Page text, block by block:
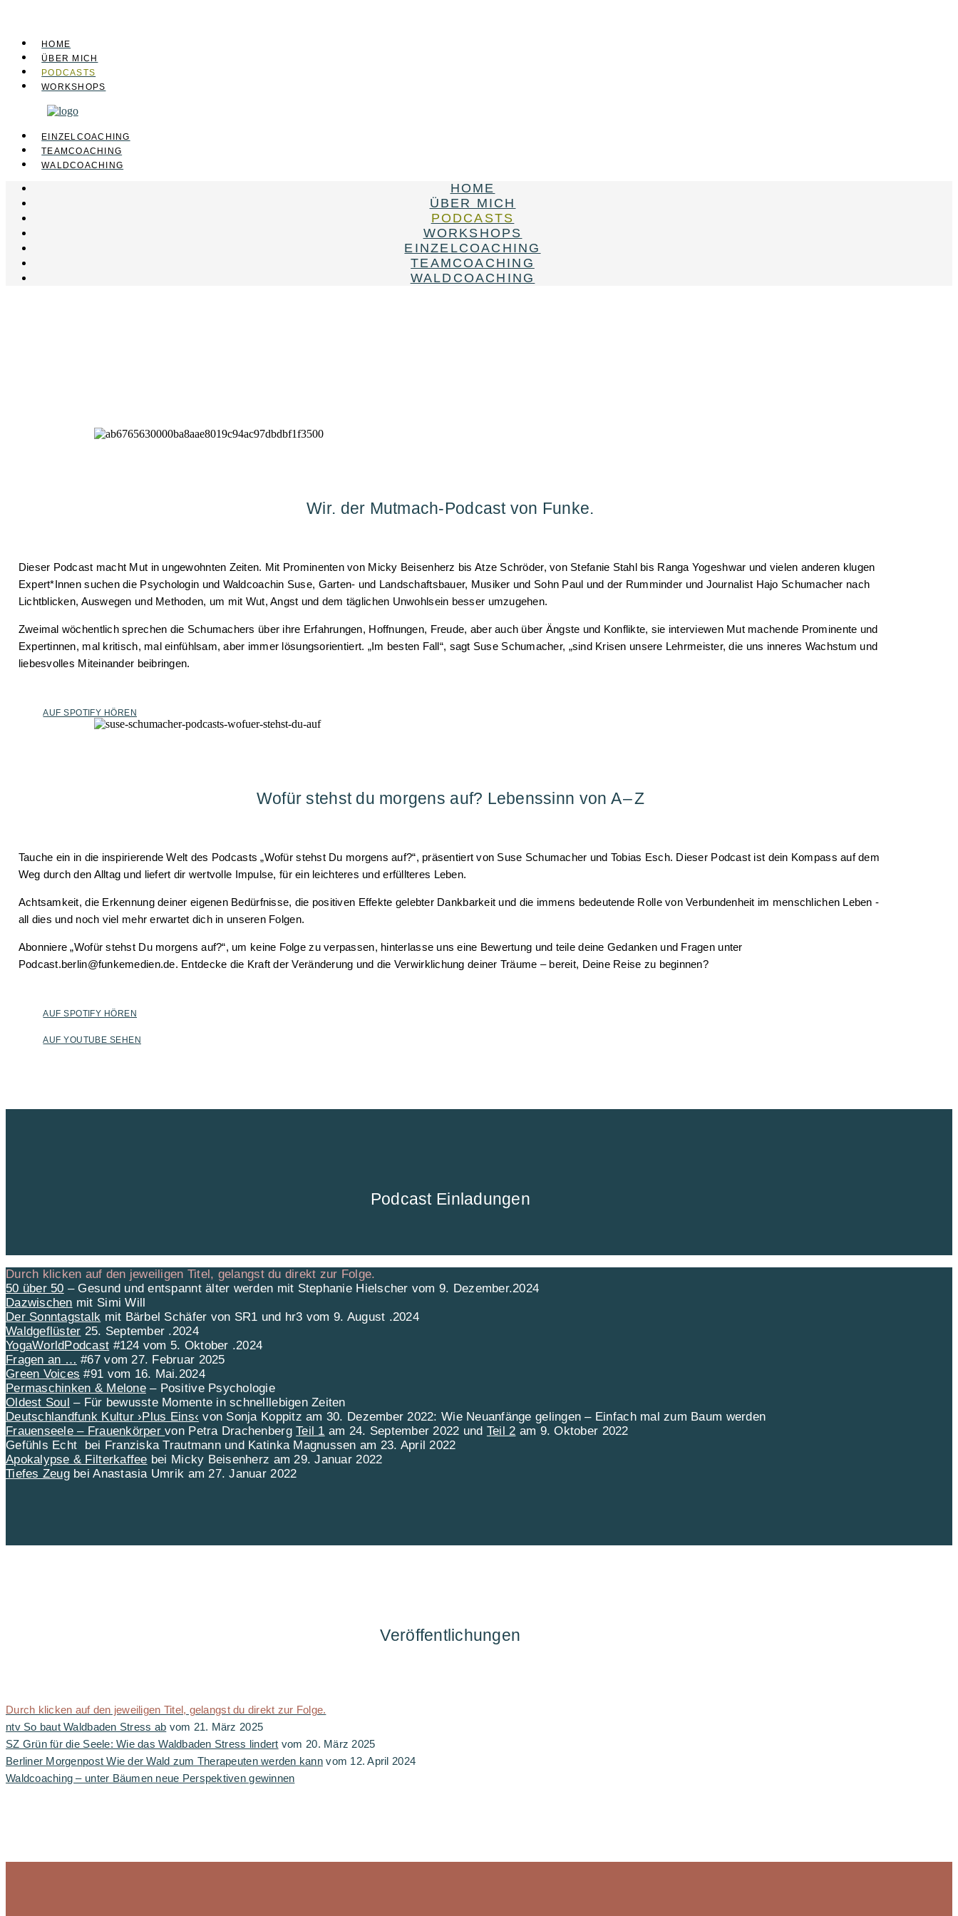
HOME
ÜBER MICH
PODCASTS
WORKSHOPS
EINZELCOACHING
TEAMCOACHING
WALDCOACHING
HOME
ÜBER MICH
PODCASTS
WORKSHOPS
EINZELCOACHING
TEAMCOACHING
WALDCOACHING
Wir. der Mutmach-Podcast von Funke.
Dieser Podcast macht Mut in ungewohnten Zeiten. Mit Prominenten von Micky Beisenherz bis Atze Schröder, von Stefanie Stahl bis Ranga Yogeshwar und vielen anderen klugen
Expert*Innen suchen die Psychologin und Waldcoachin Suse, Garten- und Landschaftsbauer, Musiker und Sohn Paul und der Rumminder und Journalist Hajo Schumacher nach
Lichtblicken, Auswegen und Methoden, um mit Wut, Angst und dem täglichen Unwohlsein besser umzugehen.
Zweimal wöchentlich sprechen die Schumachers über ihre Erfahrungen, Hoffnungen, Freude, aber auch über Ängste und Konflikte, sie interviewen Mut machende Prominente und
Expertinnen, mal kritisch, mal einfühlsam, aber immer lösungsorientiert. „Im besten Fall“, sagt Suse Schumacher, „sind Krisen unsere Lehrmeister, die uns inneres Wachstum und
liebesvolles Miteinander beibringen.
AUF SPOTIFY HÖREN
Wofür stehst du morgens auf? Lebenssinn von A – Z
Tauche ein in die inspirierende Welt des Podcasts „Wofür stehst Du morgens auf?“, präsentiert von Suse Schumacher und Tobias Esch. Dieser Podcast ist dein Kompass auf dem
Weg durch den Alltag und liefert dir wertvolle Impulse, für ein leichteres und erfüllteres Leben.
Achtsamkeit, die Erkennung deiner eigenen Bedürfnisse, die positiven Effekte gelebter Dankbarkeit und die immens bedeutende Rolle von Verbundenheit im menschlichen Leben -
all dies und noch viel mehr erwartet dich in unseren Folgen.
Abonniere „Wofür stehst Du morgens auf?“, um keine Folge zu verpassen, hinterlasse uns eine Bewertung und teile deine Gedanken und Fragen unter
Podcast.berlin@funkemedien.de. Entdecke die Kraft der Veränderung und die Verwirklichung deiner Träume – bereit, Deine Reise zu beginnen?
AUF SPOTIFY HÖREN
AUF YOUTUBE SEHEN
Podcast Einladungen
Durch klicken auf den jeweiligen Titel, gelangst du direkt zur Folge.
50 über 50 – Gesund und entspannt älter werden mit Stephanie Hielscher vom 9. Dezember.2024
Dazwischen mit Simi Will
Der Sonntagstalk mit Bärbel Schäfer von SR1 und hr3 vom 9. August .2024
Waldgeflüster 25. September .2024
YogaWorldPodcast #124 vom 5. Oktober .2024
Fragen an … #67 vom 27. Februar 2025
Green Voices #91 vom 16. Mai.2024
Permaschinken & Melone – Positive Psychologie
Oldest Soul – Für bewusste Momente in schnelllebigen Zeiten
Deutschlandfunk Kultur ›Plus Eins‹ von Sonja Koppitz am 30. Dezember 2022: Wie Neuanfänge gelingen – Einfach mal zum Baum werden
Frauenseele – Frauenkörpervon Petra DrachenbergTeil 1 am 24. September 2022 und Teil 2 am 9. Oktober 2022
Gefühls Echt
bei Franziska Trautmann und Katinka Magnussen am 23. April 2022
Apokalypse & Filterkaffee bei Micky Beisenherz am 29. Januar 2022
Tiefes Zeug bei Anastasia Umrik am 27. Januar 2022
Veröffentlichungen
Durch klicken auf den jeweiligen Titel, gelangst du direkt zur Folge.
ntv So baut Waldbaden Stress ab vom 21. März 2025
SZ Grün für die Seele: Wie das Waldbaden Stress lindert vom 20. März 2025
Berliner Morgenpost Wie der Wald zum Therapeuten werden kann vom 12. April 2024
Waldcoaching – unter Bäumen neue Perspektiven gewinnen